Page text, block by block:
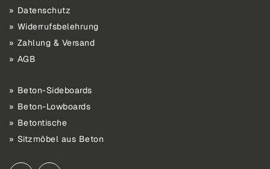
Datenschutz
Widerrufsbelehrung
Zahlung & Versand
AGB
Beton-Sideboards
Beton-Lowboards
Betontische
Sitzmöbel aus Beton